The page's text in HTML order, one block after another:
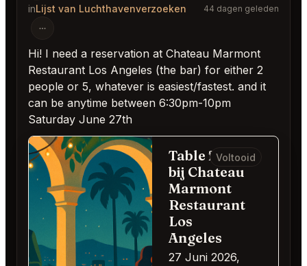
inLijst van Luchthavenverzoeken 44 dagen geleden
Hi! I need a reservation at Chateau Marmont
Restaurant Los Angeles (the bar) for either 2
people or 5, whatever is easiest/fastest. and it
can be anytime between 6:30pm-10pm
Saturday June 27th
Table for 2
bij Chateau
Marmont
Restaurant
Los
Angeles
27 Juni 2026,
Voltooid